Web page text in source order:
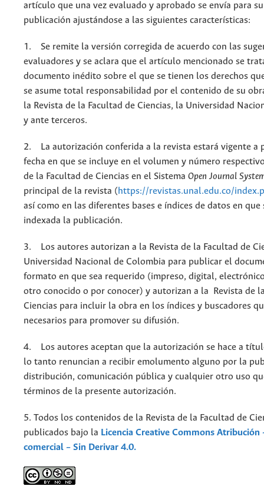
artículo que una vez evaluado y aprobado se envía para
publicación ajustándose a las siguientes características:
1. Se remite la versión corregida de acuerdo con las
evaluadores y se aclara que el artículo mencionado se
documento inédito sobre el que se tienen los derechos
se asume total responsabilidad por el contenido de su
la Revista de la Facultad de Ciencias, la Universidad
y ante terceros.
2. La autorización conferida a la revista estará vigente a
fecha en que se incluye en el volumen y número
de la Facultad de Ciencias en el Sistema Open Journal
principal de la revista (https://revistas.unal.edu.co/
así como en las diferentes bases e índices de datos en que
indexada la publicación.
3. Los autores autorizan a la Revista de la Facultad de
Universidad Nacional de Colombia para publicar el
formato en que sea requerido (impreso, digital,
otro conocido o por conocer) y autorizan a la Revista de
Ciencias para incluir la obra en los índices y buscadores
necesarios para promover su difusión.
4. Los autores aceptan que la autorización se hace a
lo tanto renuncian a recibir emolumento alguno por la
distribución, comunicación pública y cualquier otro uso
términos de la presente autorización.
5. Todos los contenidos de la Revista de la Facultad de
publicados bajo la Licencia Creative Commons Atribución
comercial – Sin Derivar 4.0.